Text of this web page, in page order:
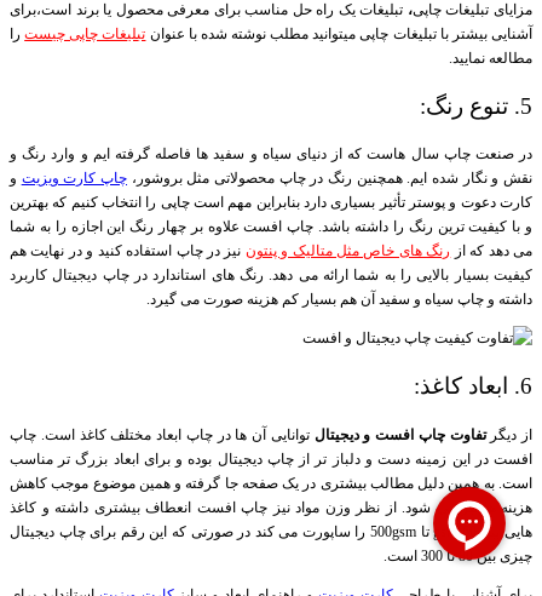
مزایای تبلیغات چاپی، تبلیغات یک راه حل مناسب برای معرفی محصول یا برند است،برای
آشنایی بیشتر با تبلیغات چاپی میتوانید مطلب نوشته شده با عنوان تبلیغات چاپی چیسترا
مطالعه نمایید.
5. تنوع رنگ:
در صنعت چاپ سال هاست که از دنیای سیاه و سفید ها فاصله گرفته ایم و وارد رنگ و
نقش و نگار شده ایم. همچنین رنگ در چاپ محصولاتی مثل بروشور، چاپ کارت ویزیت و
کارت دعوت و پوستر تأثیر بسیاری دارد بنابراین مهم است چاپی را انتخاب کنیم که بهترین
و با کیفیت ترین رنگ را داشته باشد. چاپ افست علاوه بر چهار رنگ این اجازه را به شما
می دهد که از رنگ های خاص مثل متالیک و پنتون نیز در چاپ استفاده کنید و در نهایت هم
کیفیت بسیار بالایی را به شما ارائه می دهد. رنگ های استاندارد در چاپ دیجیتال کاربرد
داشته و چاپ سیاه و سفید آن هم بسیار کم هزینه صورت می گیرد.
6. ابعاد کاغذ:
از دیگرتفاوت چاپ افست و دیجیتال توانایی آن ها در چاپ ابعاد مختلف کاغذ است. چاپ
افست در این زمینه دست و دلباز تر از چاپ دیجیتال بوده و برای ابعاد بزرگ تر مناسب
است. به همین دلیل مطالب بیشتری در یک صفحه جا گرفته و همین موضوع موجب کاهش
هزینه ها نیز می شود. از نظر وزن مواد نیز چاپ افست انعطاف بیشتری داشته و کاغذ
هایی بین 60 gsm تا 500gsm را ساپورت می کند در صورتی که این رقم برای چاپ دیجیتال
چیزی بین 80 تا 300 است.